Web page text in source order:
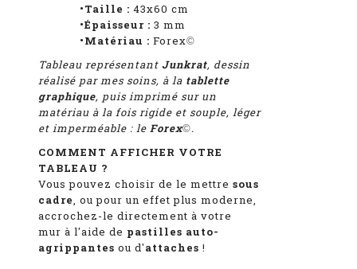
•Taille : 43x60 cm
•Épaisseur : 3 mm
•Matériau : Forex©
Tableau représentant Junkrat, dessin
réalisé par mes soins, à la tablette
graphique, puis imprimé sur un
matériau à la fois rigide et souple, léger
et imperméable : le Forex©.
COMMENT AFFICHER VOTRE
TABLEAU ?
Vous pouvez choisir de le mettre sous
cadre, ou pour un effet plus moderne,
accrochez-le directement à votre
mur à l'aide de pastilles auto-
agrippantes ou d'attaches !